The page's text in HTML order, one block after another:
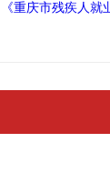
《重庆市残疾人